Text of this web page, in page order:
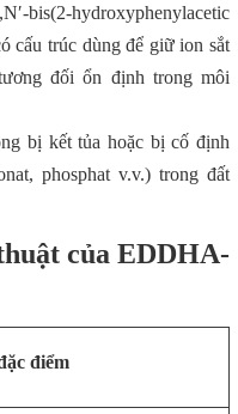
hydroxyphenylacetic
cấu trúc dùng để giữ ion sắt
đối ổn định trong môi
bị kết tủa hoặc bị cố định
phosphat v.v.) trong đất
của EDDHA-
điểm